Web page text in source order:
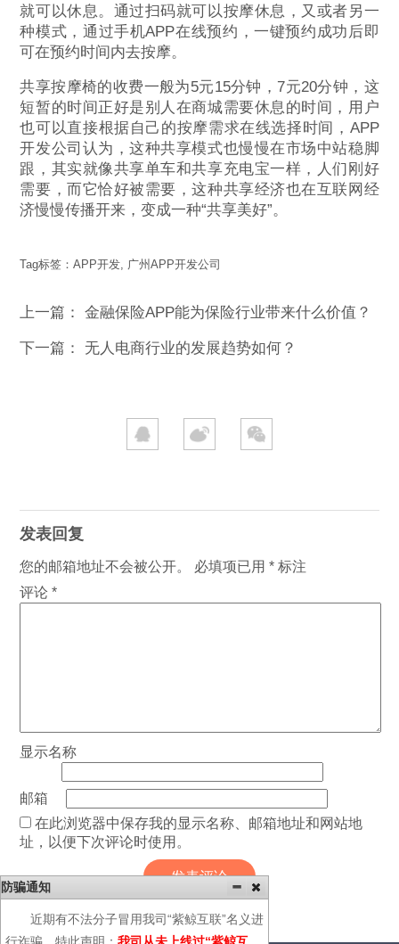
就可以休息。通过扫码就可以按摩休息，又或者另一
种模式，通过手机APP在线预约，一键预约成功后即
可在预约时间内去按摩。
共享按摩椅的收费一般为5元15分钟，7元20分钟，这
短暂的时间正好是别人在商城需要休息的时间，用户
也可以直接根据自己的按摩需求在线选择时间，APP
开发公司认为，这种共享模式也慢慢在市场中站稳脚
跟，其实就像共享单车和共享充电宝一样，人们刚好
需要，而它恰好被需要，这种共享经济也在互联网经
济慢慢传播开来，变成一种“共享美好”。
Tag标签：APP开发 广州APP开发公司
上一篇：金融保险APP能为保险行业带来什么价值？
下一篇： 无人电商行业的发展趋势如何？
发表回复
您的邮箱地址不会被公开。 必填项已用* 标注
评论*
显示名称
邮箱
在此浏览器中保存我的显示名称、邮箱地址和网站地
址，以便下次评论时使用。
防骗通知
近期有不法分子冒用我司“紫鲸互联”名义进